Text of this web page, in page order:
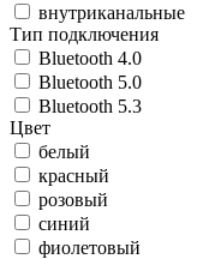
внутриканальные
Тип подключения
Bluetooth 4.0
Bluetooth 5.0
Bluetooth 5.3
Цвет
белый
красный
розовый
синий
фиолетовый